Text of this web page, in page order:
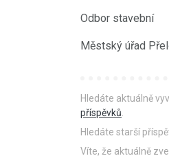
Odbor stavební
Městský úřad
Hledáte aktuálně
příspěvků
Hledáte starší
Víte, že aktuálně